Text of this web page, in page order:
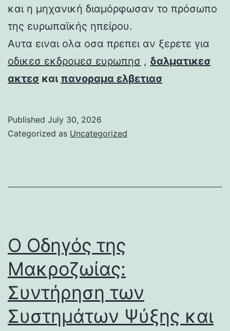
και η μηχανική διαμόρφωσαν το πρόσωπο
της ευρωπαϊκής ηπείρου.
Αυτα ειναι ολα οσα πρεπει αν ξερετε για
οδικεσ εκδρομεσ ευρωπησ , δαλματικεσ
ακτεσ και πανοραμα ελβετιασ
Published July 30, 2026
Categorized as Uncategorized
Ο Οδηγός της
Μακροζωίας:
Συντήρηση των
Συστημάτων Ψύξης και